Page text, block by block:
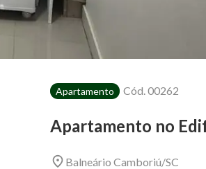
Apartamento Cód.00262
Apartamento no
Balneário Camboriú/SC